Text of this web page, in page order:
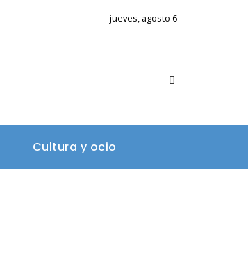
jueves, agosto 6
Cultura y ocio